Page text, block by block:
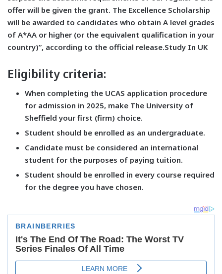
offer will be given the grant. The Excellence Scholarship
will be awarded to candidates who obtain A level grades
of A*AA or higher (or the equivalent qualification in your
country)”, according to the official release.Study In UK
Eligibility criteria:
When completing the UCAS application procedure
for admission in 2025, make The University of
Sheffield your first (firm) choice.
Student should be enrolled as an undergraduate.
Candidate must be considered an international
student for the purposes of paying tuition.
Student should be enrolled in every course required
for the degree you have chosen.